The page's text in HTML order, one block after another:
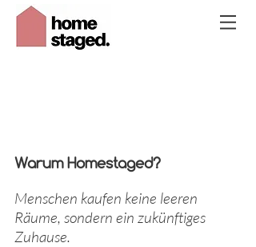
Warum Homestaged?
Menschen kaufen keine leeren
Räume, sondern ein zukünftiges
Zuhause.